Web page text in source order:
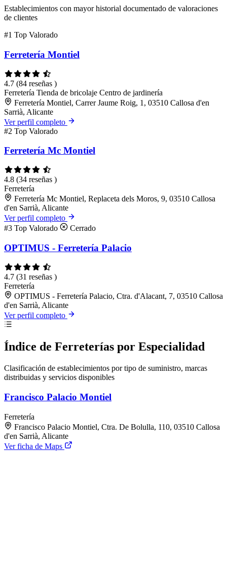
Establecimientos con mayor historial documentado de valoraciones
de clientes
#1 Top Valorado
Ferretería Montiel
4.7 (84 reseñas )
Ferretería Tienda de bricolaje Centro de jardinería
Ferretería Montiel, Carrer Jaume Roig, 1, 03510 Callosa d'en
Sarrià, Alicante
Ver perfil completo
#2 Top Valorado
Ferretería Mc Montiel
4.8 (34 reseñas )
Ferretería
Ferretería Mc Montiel, Replaceta dels Moros, 9, 03510 Callosa
d'en Sarrià, Alicante
Ver perfil completo
#3 Top Valorado Cerrado
OPTIMUS - Ferretería Palacio
4.7 (31 reseñas )
Ferretería
OPTIMUS - Ferretería Palacio, Ctra. d'Alacant, 7, 03510 Callosa
d'en Sarrià, Alicante
Ver perfil completo
Índice de Ferreterías por Especialidad
Clasificación de establecimientos por tipo de suministro, marcas
distribuidas y servicios disponibles
Francisco Palacio Montiel
Ferretería
Francisco Palacio Montiel, Ctra. De Bolulla, 110, 03510 Callosa
d'en Sarrià, Alicante
Ver ficha de Maps